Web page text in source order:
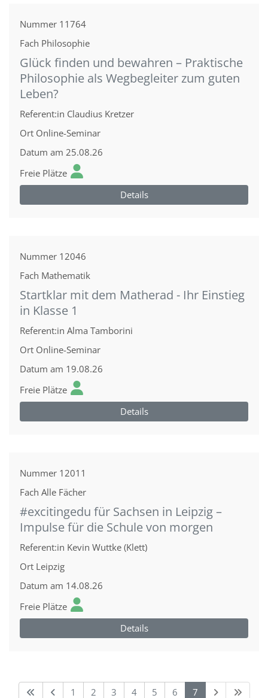
Nummer 11764
Fach Philosophie
Glück finden und bewahren – Praktische
Philosophie als Wegbegleiter zum guten
Leben?
Referent:in Claudius Kretzer
Ort Online-Seminar
Datum am 25.08.26
Freie Plätze
Details
Nummer 12046
Fach Mathematik
Startklar mit dem Matherad - Ihr Einstieg
in Klasse 1
Referent:in Alma Tamborini
Ort Online-Seminar
Datum am 19.08.26
Freie Plätze
Details
Nummer 12011
Fach Alle Fächer
#excitingedu für Sachsen in Leipzig –
Impulse für die Schule von morgen
Referent:in Kevin Wuttke (Klett)
Ort Leipzig
Datum am 14.08.26
Freie Plätze
Details
1 2 3 4 5 6 7